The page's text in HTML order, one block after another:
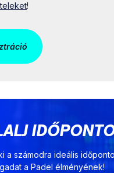
!
a számodra ideális
a Padel élményének!